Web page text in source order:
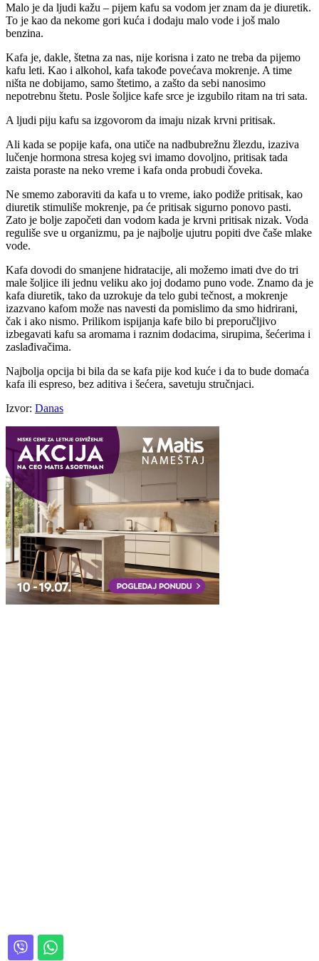
Malo je da ljudi kažu – pijem kafu sa vodom jer znam da je diuretik.
To je kao da nekome gori kuća i dodaju malo vode i još malo
benzina.
Kafa je, dakle, štetna za nas, nije korisna i zato ne treba da pijemo
kafu leti. Kao i alkohol, kafa takođe povećava mokrenje. A time
ništa ne dobijamo, samo štetimo, a zašto da sebi nanosimo
nepotrebnu štetu. Posle šoljice kafe srce je izgubilo ritam na tri sata.
A ljudi piju kafu sa izgovorom da imaju nizak krvni pritisak.
Ali kada se popije kafa, ona utiče na nadbubrežnu žlezdu, izaziva
lučenje hormona stresa kojeg svi imamo dovoljno, pritisak tada
zaista poraste na neko vreme i kafa onda probudi čoveka.
Ne smemo zaboraviti da kafa u to vreme, iako podiže pritisak, kao
diuretik stimuliše mokrenje, pa će pritisak sigurno ponovo pasti.
Zato je bolje započeti dan vodom kada je krvni pritisak nizak. Voda
reguliše sve u organizmu, pa je najbolje ujutru popiti dve čaše mlake
vode.
Kafa dovodi do smanjene hidratacije, ali možemo imati dve do tri
male šoljice ili jednu veliku ako joj dodamo puno vode. Znamo da je
kafa diuretik, tako da uzrokuje da telo gubi tečnost, a mokrenje
izazvano kafom može nas navesti da pomislimo da smo hidrirani,
čak i ako nismo. Prilikom ispijanja kafe bilo bi preporučljivo
izbegavati kafu sa aromama i raznim dodacima, sirupima, šećerima i
zaslađivačima.
Najbolja opcija bi bila da se kafa pije kod kuće i da to bude domaća
kafa ili espreso, bez aditiva i šećera, savetuju stručnjaci.
Izvor: Danas